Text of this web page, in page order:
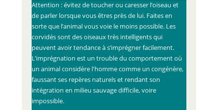
Attention : évitez de toucher ou caresser l’oiseau et
de parler lorsque vous êtres près de lui. Faites en
sorte que l’animal vous voie le moins possible. Les
corvidés sont des oiseaux très intelligents qui
peuvent avoir tendance à s’imprégner facilement.
L’imprégnation est un trouble du comportement où
un animal considère l'homme comme un congénère,
faussant ses repères naturels et rendant son
intégration en milieu sauvage difficile, voire
impossible.